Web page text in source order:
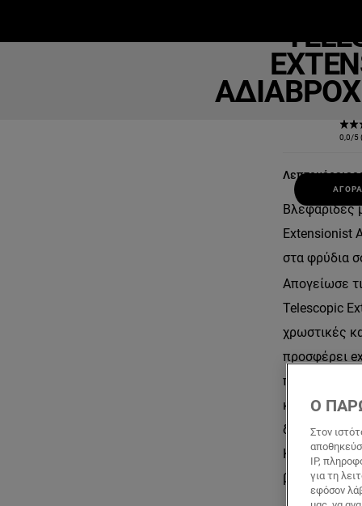
0,0/5
ΑΓΟΡΆ
Λεπτομέρειες
Βλεφαρίδες
Extensionist
στα φρύδια
Απογείωσε
Telescopic
χρωστικές
προσφέρει
πιο κοντά
και δίνει
διαρκεί για
Κατάλληλη
βλεφαρίδων.
Ο
Στον
IP,
για τη
εφόσον